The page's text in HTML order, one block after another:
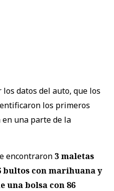
datos del auto, que los
los primeros
en una parte de la
encontraron 3 maletas
bultos con marihuana y
una bolsa con 86